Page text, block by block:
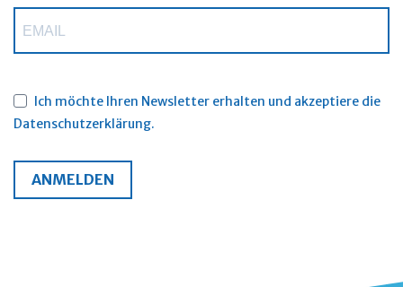
Ich möchte Ihren Newsletter erhalten und akzeptiere die
Datenschutzerklärung.
ANMELDEN